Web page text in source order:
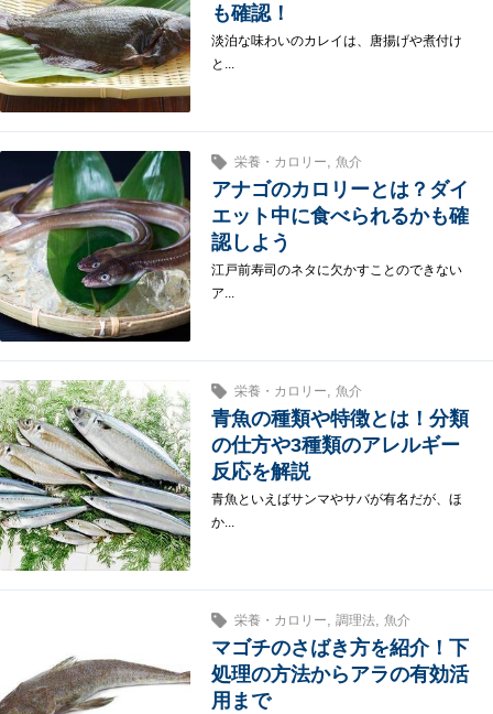
も確認！
淡泊な味わいのカレイは、唐揚げや煮付け
と...
栄養・カロリー, 魚介
アナゴのカロリーとは？ダイ
エット中に食べられるかも確
認しよう
江戸前寿司のネタに欠かすことのできない
ア...
栄養・カロリー, 魚介
青魚の種類や特徴とは！分類
の仕方や3種類のアレルギー
反応を解説
青魚といえばサンマやサバが有名だが、ほ
か...
栄養・カロリー, 調理法, 魚介
マゴチのさばき方を紹介！下
処理の方法からアラの有効活
用まで